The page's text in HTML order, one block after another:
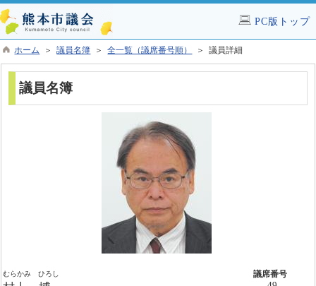
PC版トップ
ホーム ＞議員名簿 ＞全一覧（議席番号順） ＞ 議員詳細
議員名簿
むらかみ ひろし 議席番号